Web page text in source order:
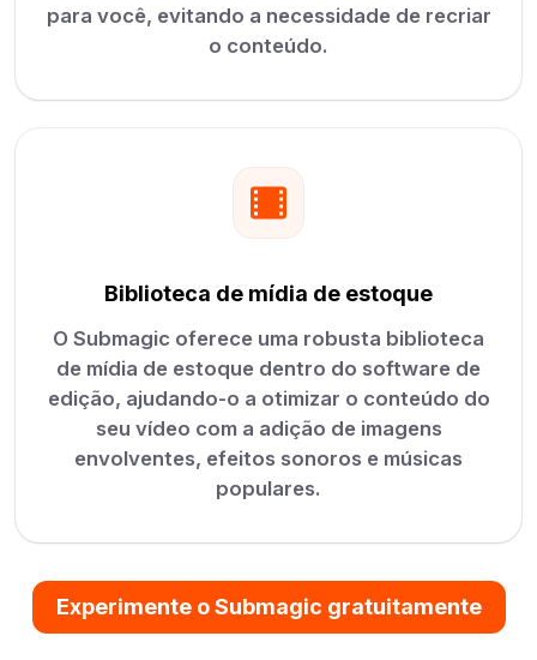
para você, evitando a necessidade de recriar
o conteúdo.
Biblioteca de mídia de estoque
O Submagic oferece uma robusta biblioteca
de mídia de estoque dentro do software de
edição, ajudando-o a otimizar o conteúdo do
seu vídeo com a adição de imagens
envolventes, efeitos sonoros e músicas
populares.
Experimente o Submagic gratuitamente